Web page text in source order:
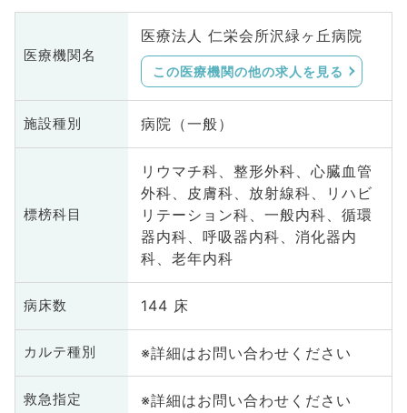
医療機関名
医療法人 仁栄会所沢緑ヶ丘病院
この医療機関の他の求人を見る
施設種別 病院（一般）
標榜科目
リウマチ科、整形外科、心臓血管
外科、皮膚科、放射線科、リハビ
リテーション科、一般内科、循環
器内科、呼吸器内科、消化器内
科、老年内科
病床数 144 床
カルテ種別 ※詳細はお問い合わせください
救急指定 ※詳細はお問い合わせください